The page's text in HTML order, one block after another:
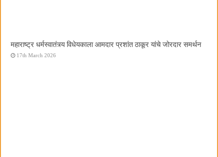
महाराष्ट्र धर्मस्वातंत्र्य विधेयकाला आमदार प्रशांत ठाकूर यांचे जोरदार समर्थन
17th March 2026